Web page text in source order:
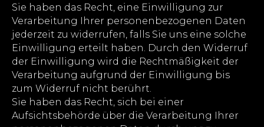
Sie haben das Recht, eine Einwilligung zur
Verarbeitung Ihrer personenbezogenen Daten
jederzeit zu widerrufen, falls Sie uns eine solche
Einwilligung erteilt haben. Durch den Widerruf
der Einwilligung wird die Rechtmäßigkeit der
Verarbeitung aufgrund der Einwilligung bis
zum Widerruf nicht berührt.
Sie haben das Recht, sich bei einer
Aufsichtsbehörde über die Verarbeitung Ihrer